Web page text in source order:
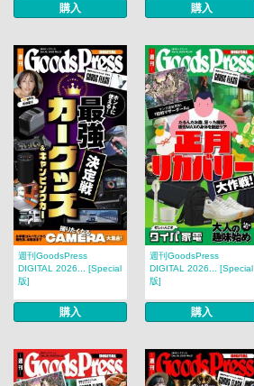
購入 購入
週刊GoodsPress
DIGITAL 2026... [Special
版]
購入
週刊GoodsPress
DIGITAL 2026... [Special
版]
購入